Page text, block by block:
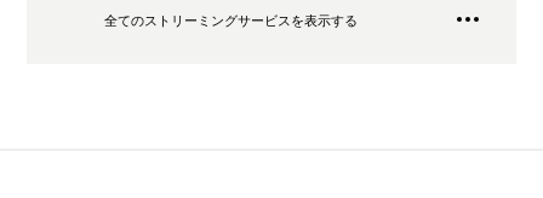
全てのストリーミングサービスを表示する